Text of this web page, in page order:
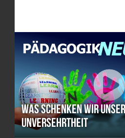
Was schenken wir
Unversehrtheit